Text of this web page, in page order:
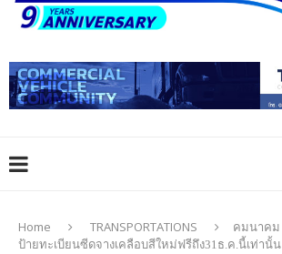
Home TRANSPORTATIONS คมนาคม
ป้ายทะเบียนซีดจางเคลือบสีใหม่ฟรีถึง31ธ.ค.นี้เท่านั้น